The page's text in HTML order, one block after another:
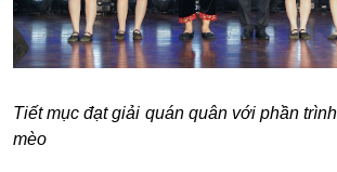
Tiết mục đạt giải quán quân với phần
mèo